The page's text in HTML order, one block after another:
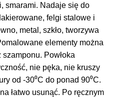
smarami. Nadaje się do
felgi stalowe i
metal, szkło, tworzywa
elementy można
Powłoka
nie pęka, nie kruszy
od -30⁰C do ponad 90⁰C.
łatwo usunąć. Po ręcznym